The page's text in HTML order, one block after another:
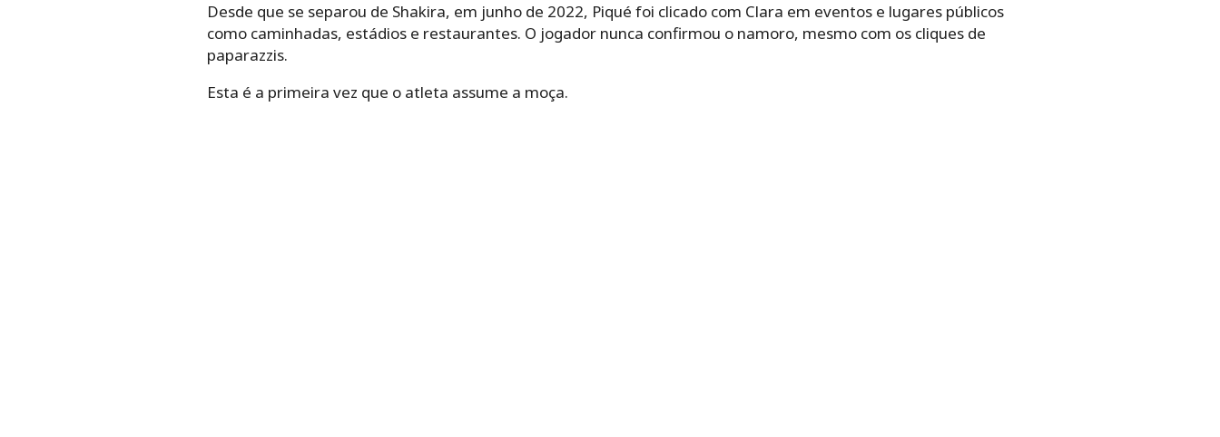
Desde que se separou de Shakira, em junho de 2022, Piqué foi clicado com Clara em eventos e lugares públicos
como caminhadas, estádios e restaurantes. O jogador nunca confirmou o namoro, mesmo com os cliques de
paparazzis.
Esta é a primeira vez que o atleta assume a moça.